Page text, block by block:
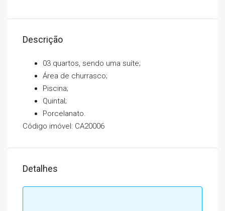
Descrição
03 quartos, sendo uma suíte;
Área de churrasco;
Piscina;
Quintal;
Porcelanato.
Código imóvel: CA20006
Detalhes